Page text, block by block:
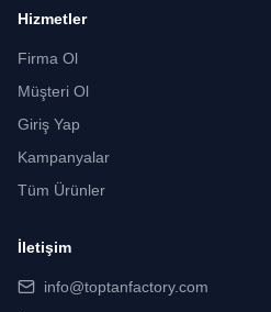
Hizmetler
Firma Ol
Müşteri Ol
Giriş Yap
Kampanyalar
Tüm Ürünler
İletişim
info@toptanfactory.com